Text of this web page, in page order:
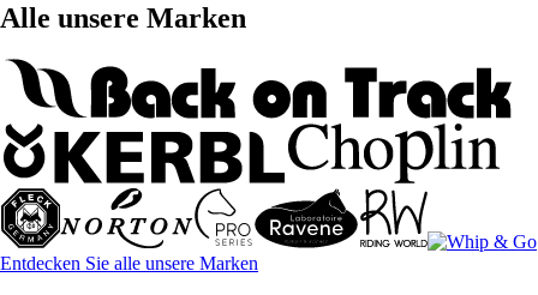
Alle unsere Marken
Entdecken Sie alle unsere Marken